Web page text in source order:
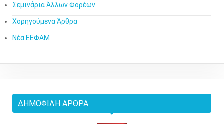
Σεμινάρια Άλλων Φορέων
Χορηγούμενα Άρθρα
Νέα ΕΕΦΑΜ
ΔΗΜΟΦΙΛΉ ΆΡΘΡΑ